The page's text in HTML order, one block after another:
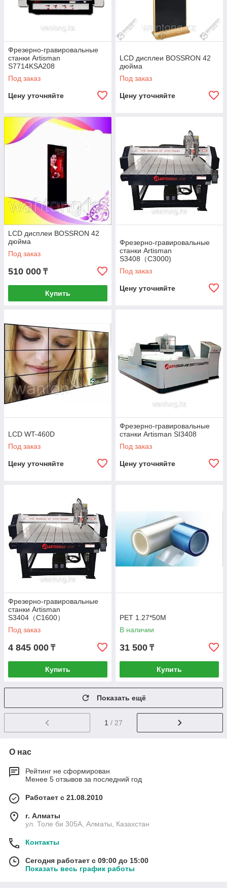
Фрезерно-гравировальные
станки Artisman
S7714KSA208
Под заказ
Цену уточняйте
LCD дисплеи BOSSRON 42
дюйма
Под заказ
Цену уточняйте
LCD дисплеи BOSSRON 42
дюйма
Под заказ
510 000 ₸
Купить
Фрезерно-гравировальные
станки Artisman
S3408（C3000)
Под заказ
Цену уточняйте
LCD WT-460D
Под заказ
Цену уточняйте
Фрезерно-гравировальные
станки Artisman SI3408
Под заказ
Цену уточняйте
Фрезерно-гравировальные
станки Artisman
S3404（C1600）
Под заказ
4 845 000 ₸
Купить
PET 1.27*50M
В наличии
31 500 ₸
Купить
Показать ещё
1 / 27
О нас
Рейтинг не сформирован
Менее 5 отзывов за последний год
Работает с 21.08.2010
г. Алматы
ул. Толе би 305А, Алматы, Казахстан
Контакты
Сегодня работает с 09:00 до 15:00
Показать весь график работы